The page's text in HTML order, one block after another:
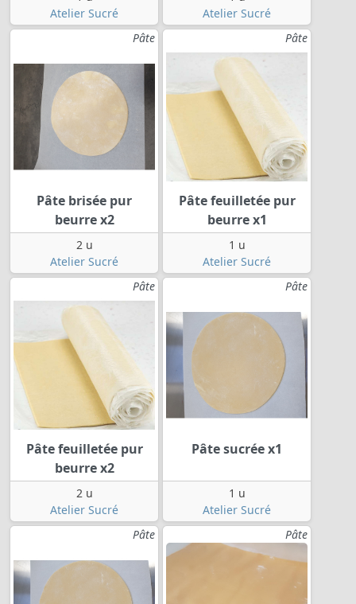
Atelier Sucré
Atelier Sucré
Pâte
Pâte brisée pur
beurre x2
2 u
Atelier Sucré
Pâte
Pâte feuilletée pur
beurre x1
1 u
Atelier Sucré
Pâte
Pâte feuilletée pur
beurre x2
2 u
Atelier Sucré
Pâte
Pâte sucrée x1
1 u
Atelier Sucré
Pâte
Pâte